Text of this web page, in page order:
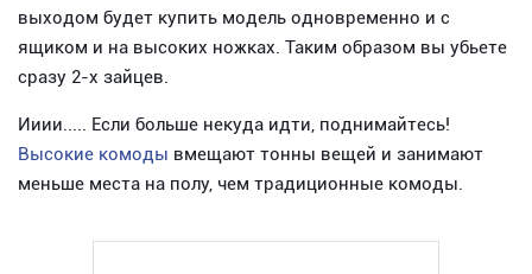
выходом будет купить модель одновременно и с
ящиком и на высоких ножках. Таким образом вы убьете
сразу 2-х зайцев.
Ииии..... Если больше некуда идти, поднимайтесь!
Высокие комоды вмещают тонны вещей и занимают
меньше места на полу, чем традиционные комоды.